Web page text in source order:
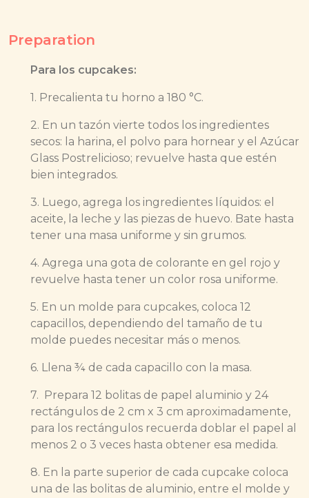
Preparation
Para los cupcakes:
1. Precalienta tu horno a 180 °C.
2. En un tazón vierte todos los ingredientes
secos: la harina, el polvo para hornear y el Azúcar
Glass Postrelicioso; revuelve hasta que estén
bien integrados.
3. Luego, agrega los ingredientes líquidos: el
aceite, la leche y las piezas de huevo. Bate hasta
tener una masa uniforme y sin grumos.
4. Agrega una gota de colorante en gel rojo y
revuelve hasta tener un color rosa uniforme.
5. En un molde para cupcakes, coloca 12
capacillos, dependiendo del tamaño de tu
molde puedes necesitar más o menos.
6. Llena ¾ de cada capacillo con la masa.
7. Prepara 12 bolitas de papel aluminio y 24
rectángulos de 2 cm x 3 cm aproximadamente,
para los rectángulos recuerda doblar el papel al
menos 2 o 3 veces hasta obtener esa medida.
8. En la parte superior de cada cupcake coloca
una de las bolitas de aluminio, entre el molde y